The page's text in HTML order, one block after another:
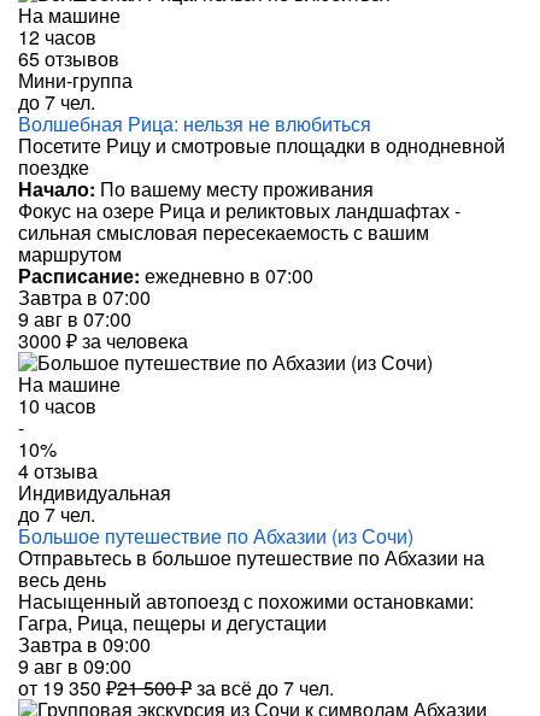
На машине
12 часов
65 отзывов
Мини-группа
до 7 чел.
Волшебная Рица: нельзя не влюбиться
Посетите Рицу и смотровые площадки в однодневной
поездке
Начало: По вашему месту проживания
Фокус на озере Рица и реликтовых ландшафтах -
сильная смысловая пересекаемость с вашим
маршрутом
Расписание: ежедневно в 07:00
Завтра в 07:00
9 авг в 07:00
3000 ₽за человека
На машине
10 часов
-
10%
4 отзыва
Индивидуальная
до 7 чел.
Большое путешествие по Абхазии (из Сочи)
Отправьтесь в большое путешествие по Абхазии на
весь день
Насыщенный автопоезд с похожими остановками:
Гагра, Рица, пещеры и дегустации
Завтра в 09:00
9 авг в 09:00
от 19 350 ₽21 500 ₽за всё до 7 чел.